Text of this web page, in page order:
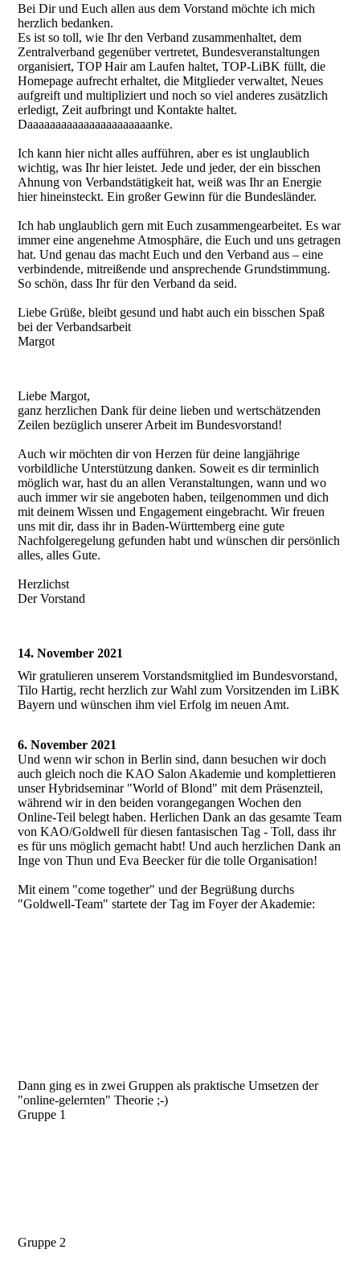
Bei Dir und Euch allen aus dem Vorstand möchte ich mich
herzlich bedanken.
Es ist so toll, wie Ihr den Verband zusammenhaltet, dem
Zentralverband gegenüber vertretet, Bundesveranstaltungen
organisiert, TOP Hair am Laufen haltet, TOP-LiBK füllt, die
Homepage aufrecht erhaltet, die Mitglieder verwaltet, Neues
aufgreift und multipliziert und noch so viel anderes zusätzlich
erledigt, Zeit aufbringt und Kontakte haltet.
Daaaaaaaaaaaaaaaaaaaaaanke.
Ich kann hier nicht alles aufführen, aber es ist unglaublich
wichtig, was Ihr hier leistet. Jede und jeder, der ein bisschen
Ahnung von Verbandstätigkeit hat, weiß was Ihr an Energie
hier hineinsteckt. Ein großer Gewinn für die Bundesländer.
Ich hab unglaublich gern mit Euch zusammengearbeitet. Es war
immer eine angenehme Atmosphäre, die Euch und uns getragen
hat. Und genau das macht Euch und den Verband aus – eine
verbindende, mitreißende und ansprechende Grundstimmung.
So schön, dass Ihr für den Verband da seid.
Liebe Grüße, bleibt gesund und habt auch ein bisschen Spaß
bei der Verbandsarbeit
Margot
Liebe Margot,
ganz herzlichen Dank für deine lieben und wertschätzenden
Zeilen bezüglich unserer Arbeit im Bundesvorstand!
Auch wir möchten dir von Herzen für deine langjährige
vorbildliche Unterstützung danken. Soweit es dir terminlich
möglich war, hast du an allen Veranstaltungen, wann und wo
auch immer wir sie angeboten haben, teilgenommen und dich
mit deinem Wissen und Engagement eingebracht. Wir freuen
uns mit dir, dass ihr in Baden-Württemberg eine gute
Nachfolgeregelung gefunden habt und wünschen dir persönlich
alles, alles Gute.
Herzlichst
Der Vorstand
14. November 2021
Wir gratulieren unserem Vorstandsmitglied im Bundesvorstand,
Tilo Hartig, recht herzlich zur Wahl zum Vorsitzenden im LiBK
Bayern und wünschen ihm viel Erfolg im neuen Amt.
6. November 2021
Und wenn wir schon in Berlin sind, dann besuchen wir doch
auch gleich noch die KAO Salon Akademie und komplettieren
unser Hybridseminar "World of Blond" mit dem Präsenzteil,
während wir in den beiden vorangegangen Wochen den
Online-Teil belegt haben. Herlichen Dank an das gesamte Team
von KAO/Goldwell für diesen fantasischen Tag - Toll, dass ihr
es für uns möglich gemacht habt! Und auch herzlichen Dank an
Inge von Thun und Eva Beecker für die tolle Organisation!
Mit einem "come together" und der Begrüßung durchs
"Goldwell-Team" startete der Tag im Foyer der Akademie:
Dann ging es in zwei Gruppen als praktische Umsetzen der
"online-gelernten" Theorie ;-)
Gruppe 1
Gruppe 2